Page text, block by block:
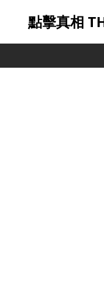
點擊真相